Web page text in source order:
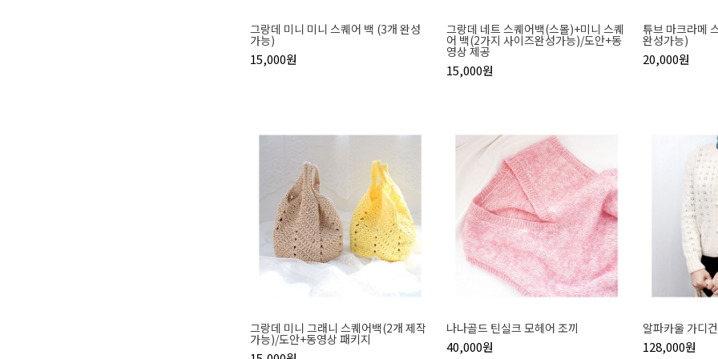
그랑데 미니 미니 스퀘어 백 (3개 완성
가능)
15,000원
그랑데 네트 스퀘어백(스몰)+미니 스퀘
어 백(2가지 사이즈완성가능)/도안+동
영상 제공
15,000원
튜브 마크라메
완성가능)
20,000원
그랑데 미니 그래니 스퀘어백(2개 제작
가능)/도안+동영상 패키지
나나골드 틴실크 모헤어 조끼
40,000원
알파카울 가디건
128,000원